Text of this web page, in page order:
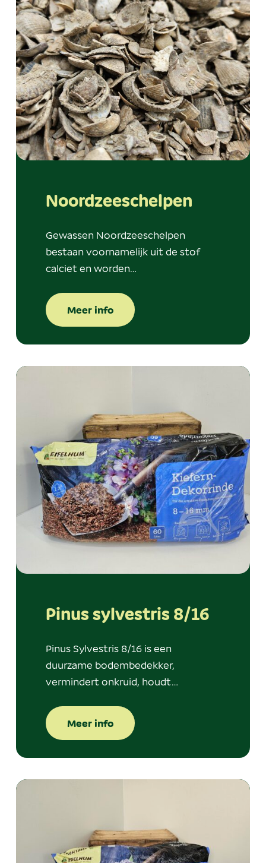
Noordzeeschelpen
Gewassen Noordzeeschelpen
bestaan voornamelijk uit de stof
calciet en worden…
Meer info
Pinus sylvestris 8/16
Pinus Sylvestris 8/16 is een
duurzame bodembedekker,
vermindert onkruid, houdt…
Meer info